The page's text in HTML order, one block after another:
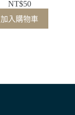
NT$50
加入購物車